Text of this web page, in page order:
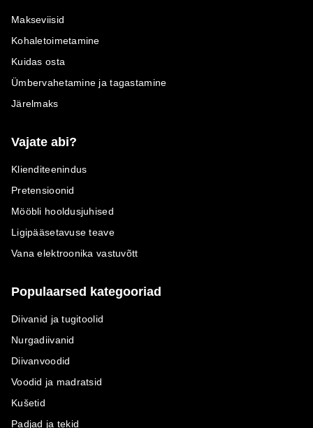
Makseviisid
Kohaletoimetamine
Kuidas osta
Ümbervahetamine ja tagastamine
Järelmaks
Vajate abi?
Klienditeenindus
Pretensioonid
Mööbli hooldusjuhised
Ligipääsetavuse teave
Vana elektroonika vastuvõtt
Populaarsed kategooriad
Diivanid ja tugitoolid
Nurgadiivanid
Diivanvoodid
Voodid ja madratsid
Kušetid
Padjad ja tekid